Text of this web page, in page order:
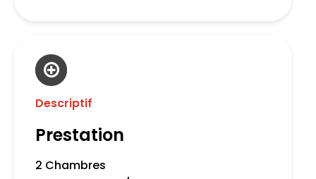
Descriptif
Prestation
2 Chambres